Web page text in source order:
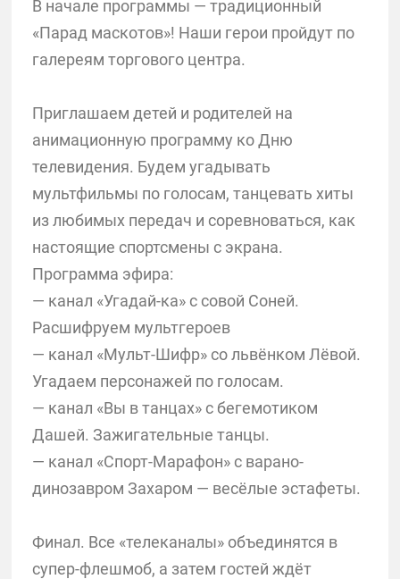
В начале программы — традиционный
«Парад маскотов»! Наши герои пройдут по
галереям торгового центра.
Приглашаем детей и родителей на
анимационную программу ко Дню
телевидения. Будем угадывать
мультфильмы по голосам, танцевать хиты
из любимых передач и соревноваться, как
настоящие спортсмены с экрана.
Программа эфира:
— канал «Угадай-ка» с совой Соней.
Расшифруем мультгероев
— канал «Мульт-Шифр» со львёнком Лёвой.
Угадаем персонажей по голосам.
— канал «Вы в танцах» с бегемотиком
Дашей. Зажигательные танцы.
— канал «Спорт-Марафон» с варано-
динозавром Захаром — весёлые эстафеты.
Финал. Все «телеканалы» объединятся в
супер-флешмоб, а затем гостей ждёт